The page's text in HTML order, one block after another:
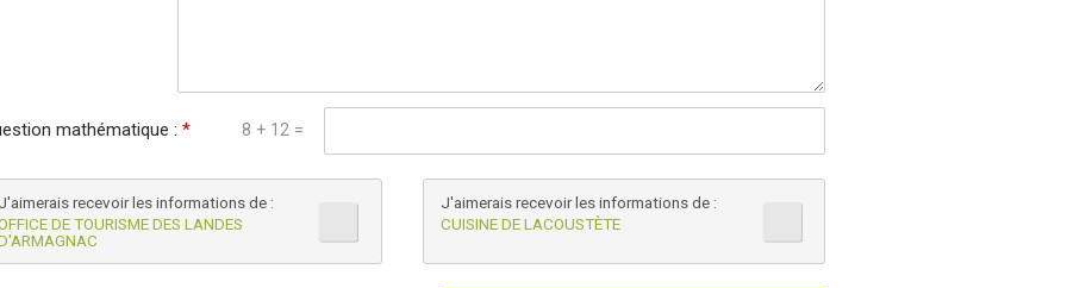
mathématique : * 8 + 12 =
recevoir les informations de :
DE TOURISME DES LANDES
J'aimerais recevoir les informations de :
CUISINE DE LACOUSTÈTE